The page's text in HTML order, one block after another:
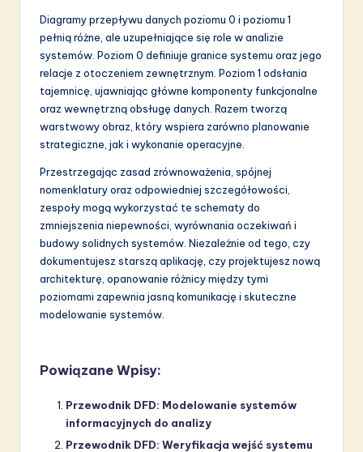
Diagramy przepływu danych poziomu 0 i poziomu 1
pełnią różne, ale uzupełniające się role w analizie
systemów. Poziom 0 definiuje granice systemu oraz jego
relacje z otoczeniem zewnętrznym. Poziom 1 odsłania
tajemnicę, ujawniając główne komponenty funkcjonalne
oraz wewnętrzną obsługę danych. Razem tworzą
warstwowy obraz, który wspiera zarówno planowanie
strategiczne, jak i wykonanie operacyjne.
Przestrzegając zasad zrównoważenia, spójnej
nomenklatury oraz odpowiedniej szczegółowości,
zespoły mogą wykorzystać te schematy do
zmniejszenia niepewności, wyrównania oczekiwań i
budowy solidnych systemów. Niezależnie od tego, czy
dokumentujesz starszą aplikację, czy projektujesz nową
architekturę, opanowanie różnicy między tymi
poziomami zapewnia jasną komunikację i skuteczne
modelowanie systemów.
Powiązane Wpisy:
Przewodnik DFD: Modelowanie systemów
informacyjnych do analizy
Przewodnik DFD: Weryfikacja wejść systemu